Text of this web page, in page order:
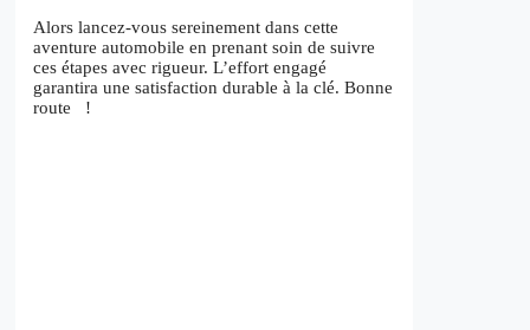
Alors lancez-vous sereinement dans cette
aventure automobile en prenant soin de suivre
ces étapes avec rigueur. L’effort engagé
garantira une satisfaction durable à la clé. Bonne
route !